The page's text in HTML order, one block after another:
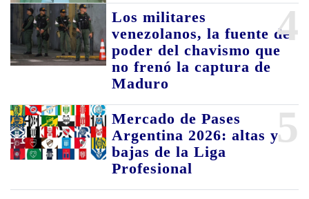
4
Los militares
venezolanos, la fuente de
poder del chavismo que
no frenó la captura de
Maduro
5
Mercado de Pases
Argentina 2026: altas y
bajas de la Liga
Profesional